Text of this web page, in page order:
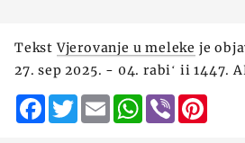
Tekst Vjerovanje u meleke je
27. sep 2025. - 04. rabiʻ ii 1447.
Facebook
TwitterEmailWhatsApp
Viber